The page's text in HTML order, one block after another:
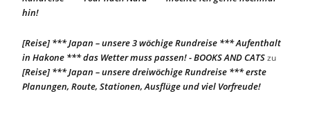
hin!
[Reise] *** Japan – unsere 3 wöchige Rundreise *** Aufenthalt
in Hakone *** das Wetter muss passen! - BOOKS AND CATSzu
[Reise] *** Japan – unsere dreiwöchige Rundreise *** erste
Planungen, Route, Stationen, Ausflüge und viel Vorfreude!